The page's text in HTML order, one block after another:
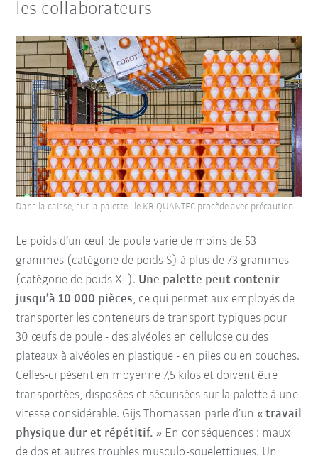
les collaborateurs
Le poids d’un œuf de poule varie de moins de 53
grammes (catégorie de poids S) à plus de 73 grammes
(catégorie de poids XL). Une palette peut contenir
jusqu’à 10 000 pièces, ce qui permet aux employés de
transporter les conteneurs de transport typiques pour
30 œufs de poule - des alvéoles en cellulose ou des
plateaux à alvéoles en plastique - en piles ou en couches.
Celles-ci pèsent en moyenne 7,5 kilos et doivent être
transportées, disposées et sécurisées sur la palette à une
vitesse considérable. Gijs Thomassen parle d’un « travail
physique dur et répétitif. » En conséquences : maux
Dans la caisse, sur la palette : le KR QUANTEC procède avec précaution